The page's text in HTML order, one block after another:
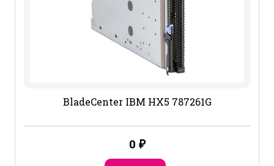
BladeCenter IBM HX5 787261G
0 ₽